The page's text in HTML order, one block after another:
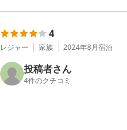
4
レジャー 家族 2024年8月宿泊
投稿者さん
4件のクチコミ